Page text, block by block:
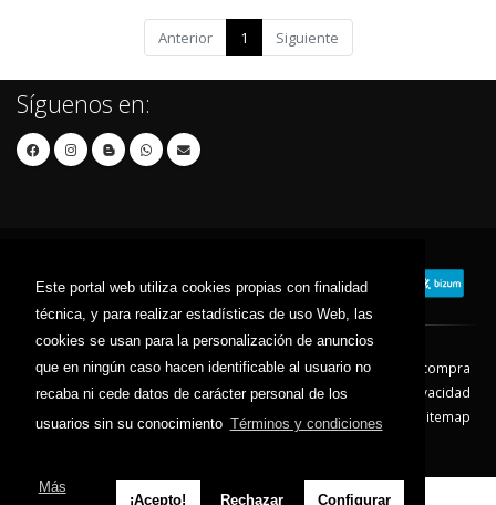
Este portal web utiliza cookies propias con finalidad
técnica, y para realizar estadísticas de uso Web, las
cookies se usan para la personalización de anuncios
que en ningún caso hacen identificable al usuario no
recaba ni cede datos de carácter personal de los
usuarios sin su conocimiento Términos y condiciones
Más
¡Acepto!
Rechazar Configurar
Anterior 1 Siguiente
Síguenos en:
Contacto Aviso Legal
Condiciones de compra
Política de envíos
Política de devolución
Política de Privacidad
Política de Cookies
Sitemap